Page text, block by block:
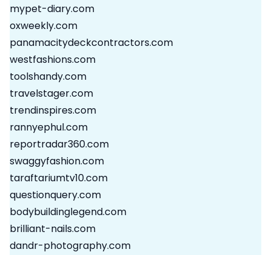
mypet-diary.com
oxweekly.com
panamacitydeckcontractors.com
westfashions.com
toolshandy.com
travelstager.com
trendinspires.com
rannyephul.com
reportradar360.com
swaggyfashion.com
taraftariumtv10.com
questionquery.com
bodybuildinglegend.com
brilliant-nails.com
dandr-photography.com